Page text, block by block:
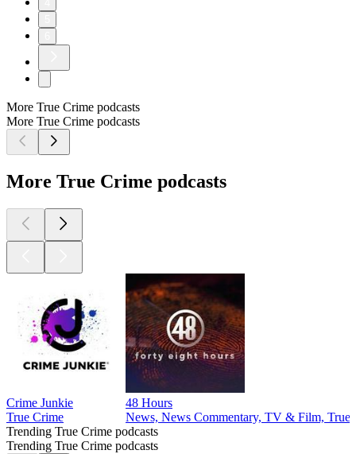
More True Crime podcasts
More True Crime podcasts
More True Crime podcasts
Crime Junkie
True Crime
48 Hours
News, News Commentary, TV & Film, True
Trending True Crime podcasts
Trending True Crime podcasts